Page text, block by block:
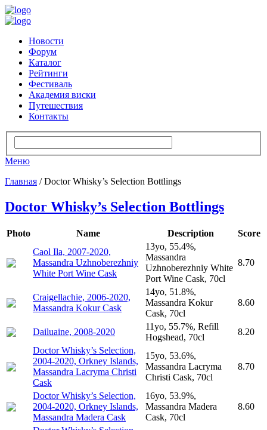
Новости
Форум
Каталог
Рейтинги
Фестиваль
Академия виски
Путешествия
Контакты
Меню
Главная / Doctor Whisky’s Selection Bottlings
Doctor Whisky’s Selection Bottlings
Photo Name Description
Score
Caol Ila, 2007-2020,
Massandra Uzhnoberezhniy
White Port Wine Cask
13yo, 55.4%,
Massandra
Uzhnoberezhniy White
Port Wine Cask, 70cl
8.70
Craigellachie, 2006-2020,
Massandra Kokur Cask
14yo, 51.8%,
Massandra Kokur
Cask, 70cl
8.60
Dailuaine, 2008-2020
11yo, 55.7%, Refill
Hogshead, 70cl
8.20
Doctor Whisky’s Selection,
2004-2020, Orkney Islands,
Massandra Lacryma Christi
Cask
15yo, 53.6%,
Massandra Lacryma
Christi Cask, 70cl
8.70
Doctor Whisky’s Selection,
2004-2020, Orkney Islands,
Massandra Madera Cask
16yo, 53.9%,
Massandra Madera
Cask, 70cl
8.60